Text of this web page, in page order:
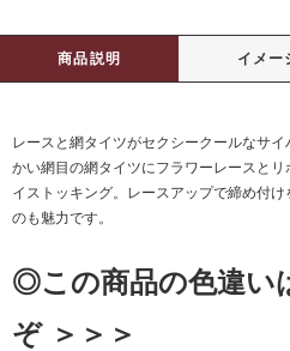
商品説明 イメー
レースと網タイツがセクシークールなサ
かい網目の網タイツにフラワーレースと
イストッキング。レースアップで締め付
のも魅力です。
◎この商品の色違い
ぞ ＞＞＞